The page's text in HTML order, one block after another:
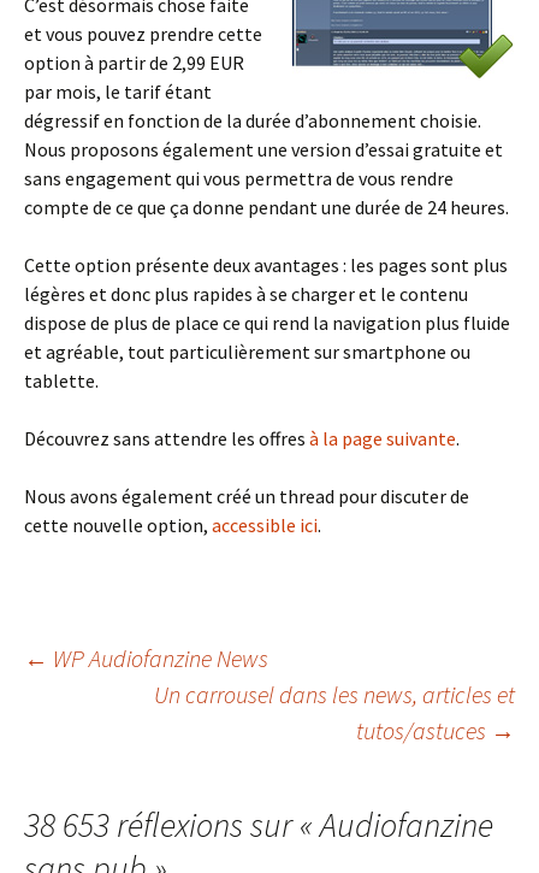
C’est désormais chose faite
et vous pouvez prendre cette
option à partir de 2,99 EUR
par mois, le tarif étant
dégressif en fonction de la durée d’abonnement choisie.
Nous proposons également une version d’essai gratuite et
sans engagement qui vous permettra de vous rendre
compte de ce que ça donne pendant une durée de 24 heures.
Cette option présente deux avantages : les pages sont plus
légères et donc plus rapides à se charger et le contenu
dispose de plus de place ce qui rend la navigation plus fluide
et agréable, tout particulièrement sur smartphone ou
tablette.
Découvrez sans attendre les offres à la page suivante.
Nous avons également créé un thread pour discuter de
cette nouvelle option, accessible ici.
Navigation
articles
← WP Audiofanzine News
Un carrousel dans les news, articles et
tutos/astuces →
38 653 réflexions sur «Audiofanzine